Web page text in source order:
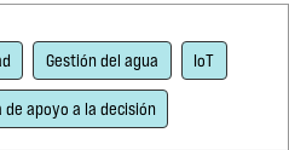
Gestión del agua IoT
de apoyo a la decisión